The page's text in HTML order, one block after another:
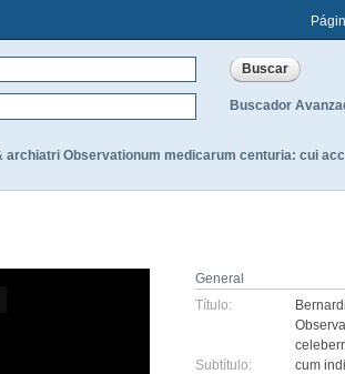
Buscador
archiatri Observationum medicarum centuria: cui
General
Título:
Subtítulo:
cum